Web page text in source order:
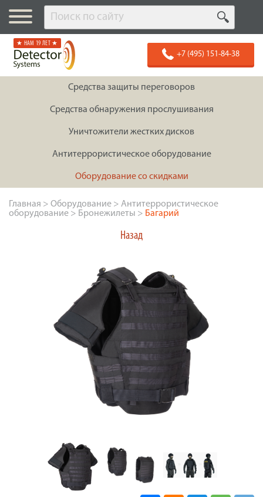
★ НАМ 19 ЛЕТ ★
+7 (495) 151-84-38
Средства защиты переговоров
Средства обнаружения прослушивания
Уничтожители жестких дисков
Антитеррористическое оборудование
Оборудование со скидками
Главная > Оборудование > Антитеррористическое
оборудование > Бронежилеты > Багарий
Назад